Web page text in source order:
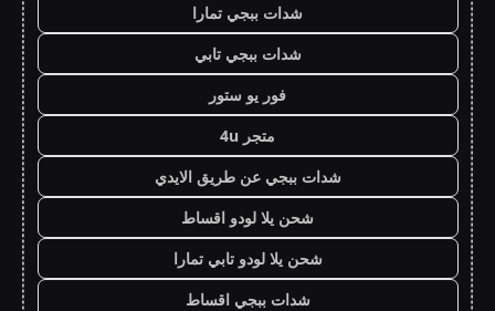
شدات ببجي تمارا
شدات ببجي تابي
فور يو ستور
متجر 4u
شدات ببجي عن طريق الايدي
شحن يلا لودو اقساط
شحن يلا لودو تابي تمارا
شدات ببجي اقساط